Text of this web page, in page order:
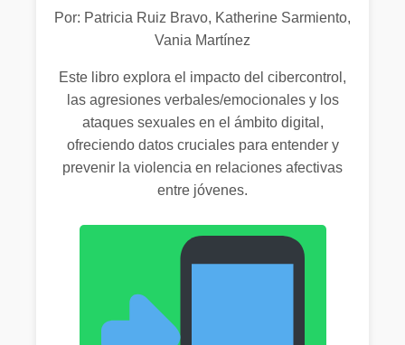
Por: Patricia Ruiz Bravo, Katherine Sarmiento,
Vania Martínez
Este libro explora el impacto del cibercontrol,
las agresiones verbales/emocionales y los
ataques sexuales en el ámbito digital,
ofreciendo datos cruciales para entender y
prevenir la violencia en relaciones afectivas
entre jóvenes.